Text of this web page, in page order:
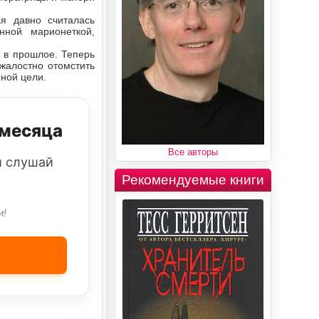
давно считалась
марионеткой,
в прошлое. Теперь
отомстить
цели.
слушай
Все авторы
Рекомендуемые книги